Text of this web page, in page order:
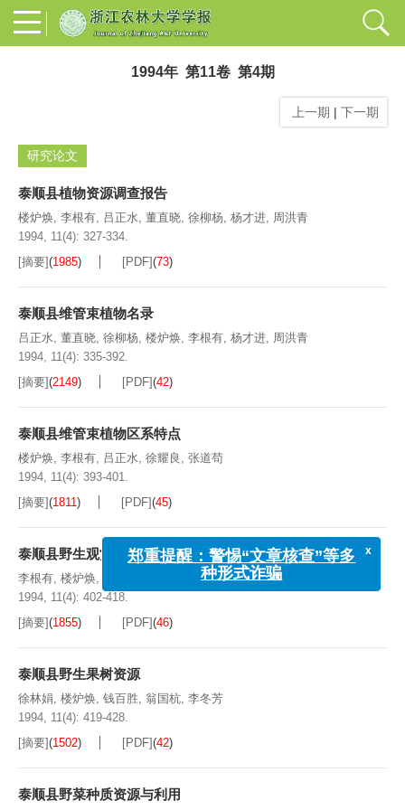
1994年 第11卷 第4期
上一期 | 下一期
研究论文
泰顺县植物资源调查报告
楼炉焕 李根有 吕正水 董直晓 徐柳杨 杨才进
周洪青
1994, 11(4): 327-334.
[摘要](1985) [PDF](73)
泰顺县维管束植物名录
吕正水 董直晓 徐柳杨 楼炉焕 李根有 杨才进
周洪青
1994, 11(4): 335-392.
[摘要](2149) [PDF](42)
泰顺县维管束植物区系特点
楼炉焕 李根有 吕正水 徐耀良
张道苟
1994, 11(4): 393-401.
[摘要](1811 ) [PDF](45)
泰顺县野生观赏植物资源
李根有 楼炉焕
陆锦星
1994, 11(4): 402-418.
[摘要](1855) [PDF](46)
泰顺县野生果树资源
徐林娟 楼炉焕 钱百胜 翁国杭 李冬芳
1994, 11(4): 419-428.
[摘要](1502) [PDF](42)
泰顺县野菜种质资源与利用
x
郑重提醒：警惕“文章核查”等多
种形式诈骗